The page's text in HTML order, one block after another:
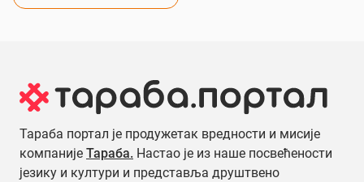
Тараба портал је продужетак вредности и мисије
компаније Тараба. Настао је из наше посвећености
језику и култури и представља друштвено